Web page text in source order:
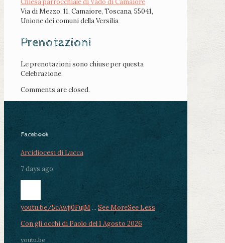
Chiesa parrocchiale di Vado di Camaiore
Via di Mezzo, 11, Camaiore, Toscana, 55041,
Unione dei comuni della Versilia
Prenotazioni
Le prenotazioni sono chiuse per questa
Celebrazione.
Comments are closed.
Facebook
Arcidiocesi di Lucca
7 days ago
youtu.be/5cAwjj0FujM ... See MoreSee Less
Con gli occhi di Paolo del 1 Agosto 2026
youtu.be